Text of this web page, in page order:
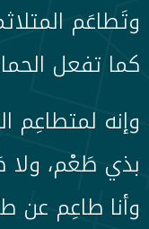
وتَطاعَم
كما تفعل
وإنه لمتطاعِم
بذي طَعْم، ولا
وأنا طاعِم عن